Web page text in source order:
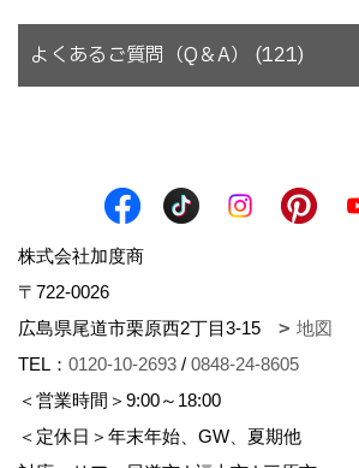
よくあるご質問（Q＆A） (121)
株式会社加度商
〒722-0026
広島県尾道市栗原西2丁目3-15
地図
TEL： 0120-10-2693 / 0848-24-8605
＜営業時間＞9:00～18:00
＜定休日＞年末年始、GW、夏期他